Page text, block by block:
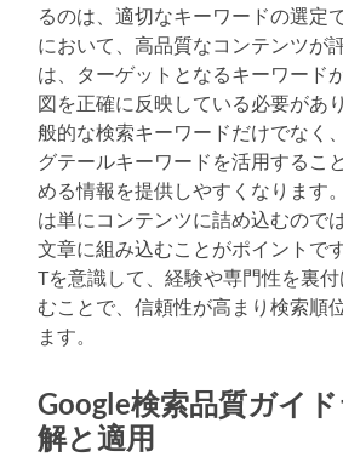
るのは、適切なキーワードの選定
において、高品質なコンテンツが
は、ターゲットとなるキーワード
図を正確に反映している必要があ
般的な検索キーワードだけでなく
グテールキーワードを活用するこ
める情報を提供しやすくなります
は単にコンテンツに詰め込むので
文章に組み込むことがポイントで
Tを意識して、経験や専門性を裏
むことで、信頼性が高まり検索順
ます。
Google検索品質ガイ
解と適用